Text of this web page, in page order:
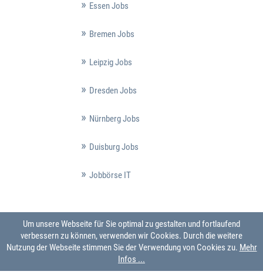
Essen Jobs
Bremen Jobs
Leipzig Jobs
Dresden Jobs
Nürnberg Jobs
Duisburg Jobs
Jobbörse IT
Um unsere Webseite für Sie optimal zu gestalten und fortlaufend
verbessern zu können, verwenden wir Cookies. Durch die weitere
Nutzung der Webseite stimmen Sie der Verwendung von Cookies zu. Mehr
Infos ...